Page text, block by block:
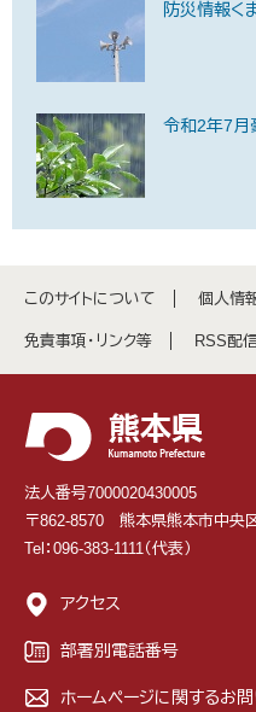
防災情報く
令和2年7月
このサイトについて 個人情
免責事項・リンク等 RSS配
法人番号7000020430005
〒862-8570 熊本県熊本市中央
Tel：096-383-1111（代表）
アクセス
部署別電話番号
ホームページに関するお